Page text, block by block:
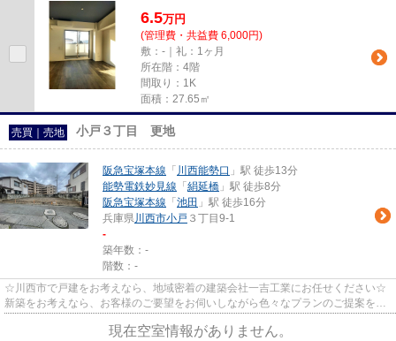
6.5万円
(管理費・共益費 6,000円)
敷：-｜礼：1ヶ月
所在階：4階
間取り：1K
面積：27.65㎡
売買｜売地 小戸３丁目 更地
阪急宝塚本線 「 川西能勢口 」駅 徒歩13分
能勢電鉄妙見線 「 絹延橋 」駅 徒歩8分
阪急宝塚本線 「 池田 」駅 徒歩16分
兵庫県川西市小戸 ３丁目9-1
-
築年数：-
階数：-
☆川西市で戸建をお考えなら、地域密着の建築会社一吉工業にお任せください☆
新築をお考えなら、お客様のご要望をお伺いしながら色々なプランのご提案をさ
現在空室情報がありません。